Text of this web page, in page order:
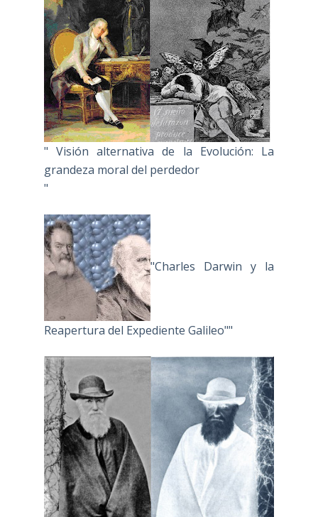
" Visión alternativa de la Evolución: La
grandeza moral del perdedor
"
"Charles Darwin y la
Reapertura del Expediente Galileo""